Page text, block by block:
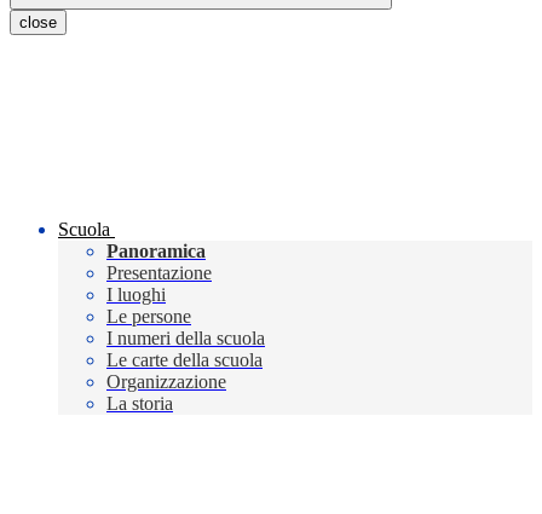
close
Scuola
Panoramica
Presentazione
I luoghi
Le persone
I numeri della scuola
Le carte della scuola
Organizzazione
La storia